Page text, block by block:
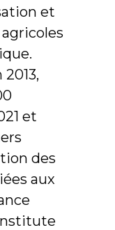
et
et
des
aux